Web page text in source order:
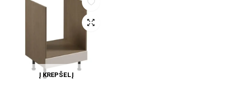
Į KREPŠELĮ